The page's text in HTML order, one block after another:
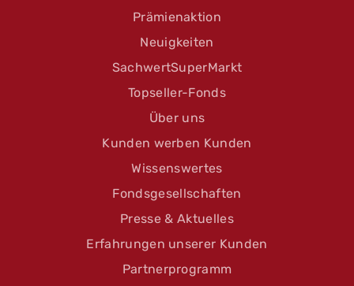
Prämienaktion
Neuigkeiten
SachwertSuperMarkt
Topseller-Fonds
Über uns
Kunden werben Kunden
Wissenswertes
Fondsgesellschaften
Presse & Aktuelles
Erfahrungen unserer Kunden
Partnerprogramm